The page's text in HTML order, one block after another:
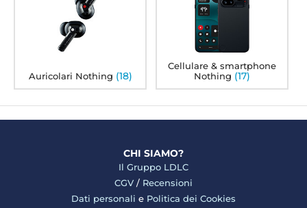
Auricolari Nothing (18)
Cellulare & smartphone
Nothing (17)
CHI SIAMO?
Il Gruppo LDLC
CGV / Recensioni
Dati personali e Politica dei Cookies